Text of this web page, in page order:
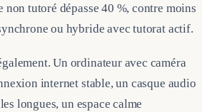
non tutoré dépasse 40 %, contre moins
ou hybride avec tutorat actif.
Un ordinateur avec caméra
internet stable, un casque audio
longues, un espace calme